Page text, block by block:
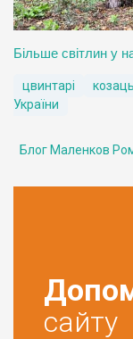
Більше світлин у
цвинтарі
України
Блог Маленков
сайту